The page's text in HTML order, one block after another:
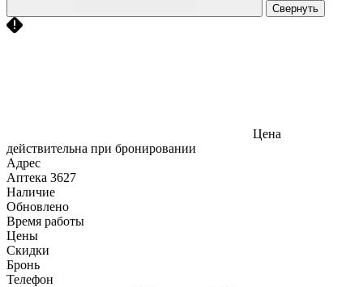
Свернуть
Цена
действительна при бронировании
Адрес
Аптека 3627
Наличие
Обновлено
Время работы
Цены
Скидки
Бронь
Телефон